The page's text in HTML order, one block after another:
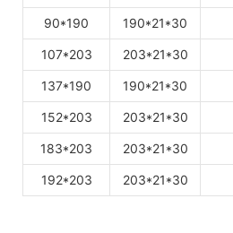
90*190 190*21*30
107*203 203*21*30
137*190 190*21*30
152*203 203*21*30
183*203 203*21*30
192*203 203*21*30